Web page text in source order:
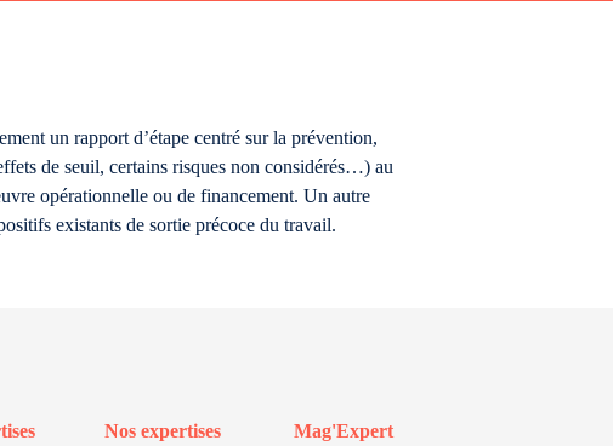
un rapport d’étape centré sur la prévention,
de seuil, certains risques non considérés…) au
opérationnelle ou de financement. Un autre
existants de sortie précoce du travail.
Nos expertises
Mag'Expert